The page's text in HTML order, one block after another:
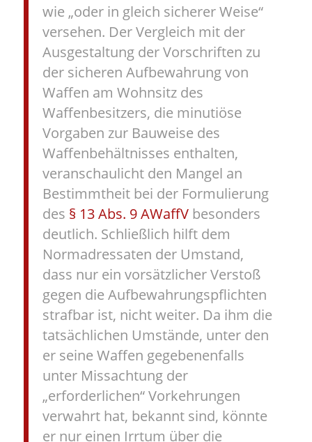
wie „oder in gleich sicherer Weise“
versehen. Der Vergleich mit der
Ausgestaltung der Vorschriften zu
der sicheren Aufbewahrung von
Waffen am Wohnsitz des
Waffenbesitzers, die minutiöse
Vorgaben zur Bauweise des
Waffenbehältnisses enthalten,
veranschaulicht den Mangel an
Bestimmtheit bei der Formulierung
des § 13 Abs. 9 AWaffVbesonders
deutlich. Schließlich hilft dem
Normadressaten der Umstand,
dass nur ein vorsätzlicher Verstoß
gegen die Aufbewahrungspflichten
strafbar ist, nicht weiter. Da ihm die
tatsächlichen Umstände, unter den
er seine Waffen gegebenenfalls
unter Missachtung der
„erforderlichen“ Vorkehrungen
verwahrt hat, bekannt sind, könnte
er nur einen Irrtum über die